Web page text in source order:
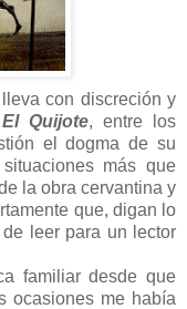
con discreción y
El Quijote, entre los
el dogma de su
más que
la obra cervantina y
que, digan lo
leer para un lector
familiar desde que
ocasiones me había